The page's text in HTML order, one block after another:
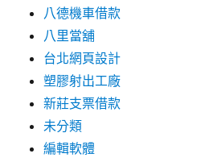
八德機車借款
八里當舖
台北網頁設計
塑膠射出工廠
新莊支票借款
未分類
編輯軟體